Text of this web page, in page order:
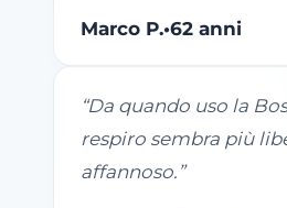
Marco P.•62 anni
“Da quando uso la
respiro sembra più
affannoso. ”